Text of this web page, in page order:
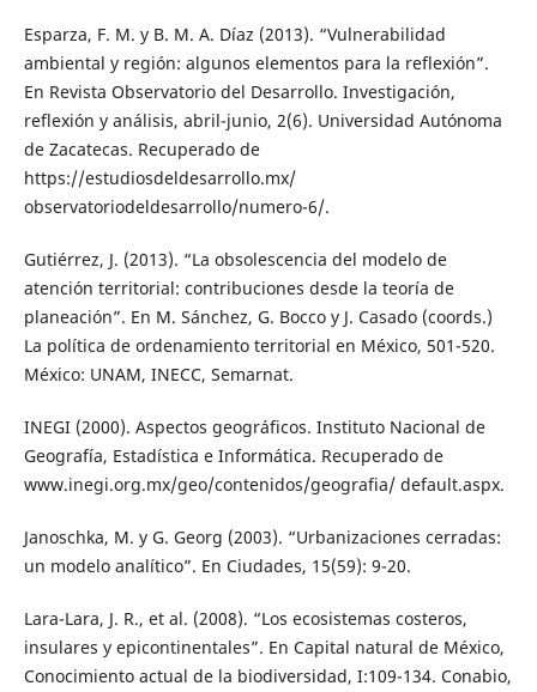
Esparza, F. M. y B. M. A. Díaz (2013). “Vulnerabilidad
ambiental y región: algunos elementos para la reflexión”.
En Revista Observatorio del Desarrollo. Investigación,
reflexión y análisis, abril-junio, 2(6). Universidad Autónoma
de Zacatecas. Recuperado de
https://estudiosdeldesarrollo.mx/
observatoriodeldesarrollo/numero-6/.
Gutiérrez, J. (2013). “La obsolescencia del modelo de
atención territorial: contribuciones desde la teoría de
planeación”. En M. Sánchez, G. Bocco y J. Casado (coords.)
La política de ordenamiento territorial en México, 501-520.
México: UNAM, INECC, Semarnat.
INEGI (2000). Aspectos geográficos. Instituto Nacional de
Geografía, Estadística e Informática. Recuperado de
www.inegi.org.mx/geo/contenidos/geografia/ default.aspx.
Janoschka, M. y G. Georg (2003). “Urbanizaciones cerradas:
un modelo analítico”. En Ciudades, 15(59): 9-20.
Lara-Lara, J. R., et al. (2008). “Los ecosistemas costeros,
insulares y epicontinentales”. En Capital natural de México,
Conocimiento actual de la biodiversidad, I:109-134. Conabio,